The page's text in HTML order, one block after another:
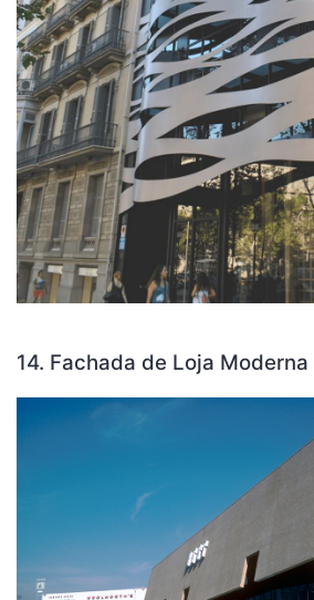
14. Fachada de Loja Moderna